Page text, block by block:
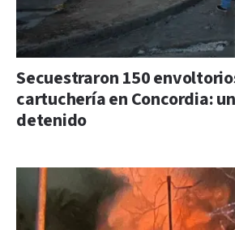
Secuestraron 150
cartuchería en Concordia:
detenido